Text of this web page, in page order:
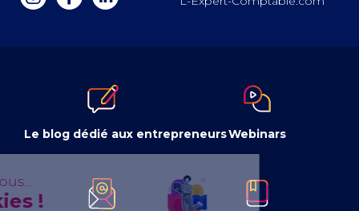
Continuer sans accepter
Salut c'est nous...
les Cookies !
Le blog dédié aux entrepreneursWebinars